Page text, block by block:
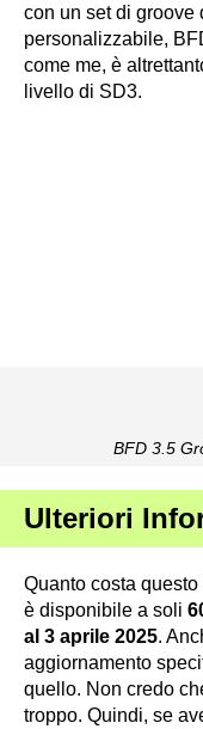
con un set di groove
personalizzabile,
come me, è
livello di SD3.
BFD 3.5
Ulteriori
Quanto costa
è disponibile a soli
al 3 aprile 2025.
aggiornamento
quello. Non credo
troppo. Quindi, se